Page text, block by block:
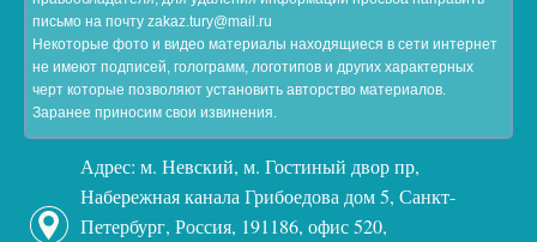
письмо на почту zakaz.tury@mail.ru
Некоторые фото и видео материалы находящиеся в сети интернет
не имеют подписей, голограмм, логотипов и других характерных
черт которые позволяют установить авторство материалов.
Заранее приносим свои извинения.
Адрес: м. Невский, м. Гостиный двор пр,
Набережная канала Грибоедова дом 5, Санкт-
Петербург, Россия, 191186, офис 520,